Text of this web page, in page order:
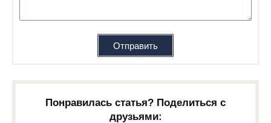
Отправить
Понравилась статья? Поделиться с
друзьями: